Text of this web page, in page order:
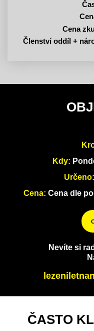
Cena
Členství oddíl +
Kdy:
Určeno:
Cena: Cena dle
Nevíte si
ČASTO